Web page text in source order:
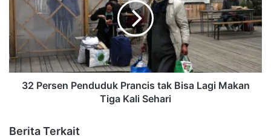
32 Persen Penduduk Prancis tak Bisa Lagi Makan
Tiga Kali Sehari
Berita Terkait